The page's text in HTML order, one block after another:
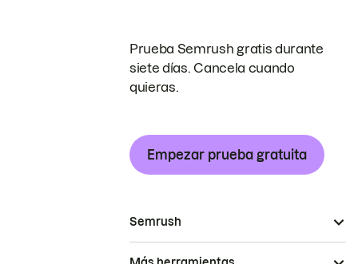
Prueba Semrush gratis durante
siete días. Cancela cuando
quieras.
Empezar prueba gratuita
Semrush